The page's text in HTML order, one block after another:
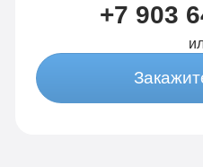
+7 903